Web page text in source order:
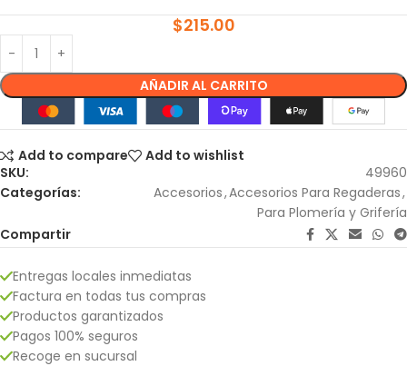
$215.00
AÑADIR AL CARRITO
Add to compare
Add to wishlist
SKU:
49960
Categorías:
Accesorios,Accesorios Para Regaderas,
Para Plomería y Grifería
Compartir
Entregas locales inmediatas
Factura en todas tus compras
Productos garantizados
Pagos 100% seguros
Recoge en sucursal